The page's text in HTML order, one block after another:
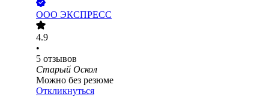
ООО ЭКСПРЕСС
4.9
•
5 отзывов
Старый Оскол
Можно без резюме
Откликнуться